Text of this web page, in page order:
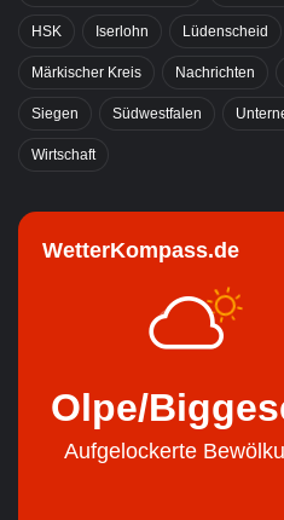
HSK Iserlohn Lüdenscheid
Märkischer Kreis Nachrichten
Siegen Südwestfalen
Wirtschaft
WetterKompass.de
Olpe/
Aufgelockerte